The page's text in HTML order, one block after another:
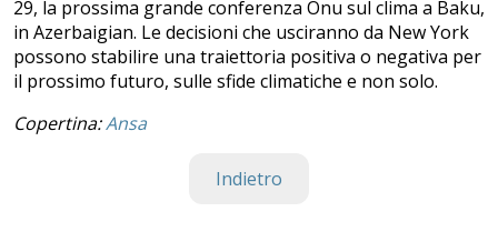
29, la prossima grande conferenza Onu sul clima a Baku,
in Azerbaigian. Le decisioni che usciranno da New York
possono stabilire una traiettoria positiva o negativa per
il prossimo futuro, sulle sfide climatiche e non solo.
Copertina:Ansa
Indietro